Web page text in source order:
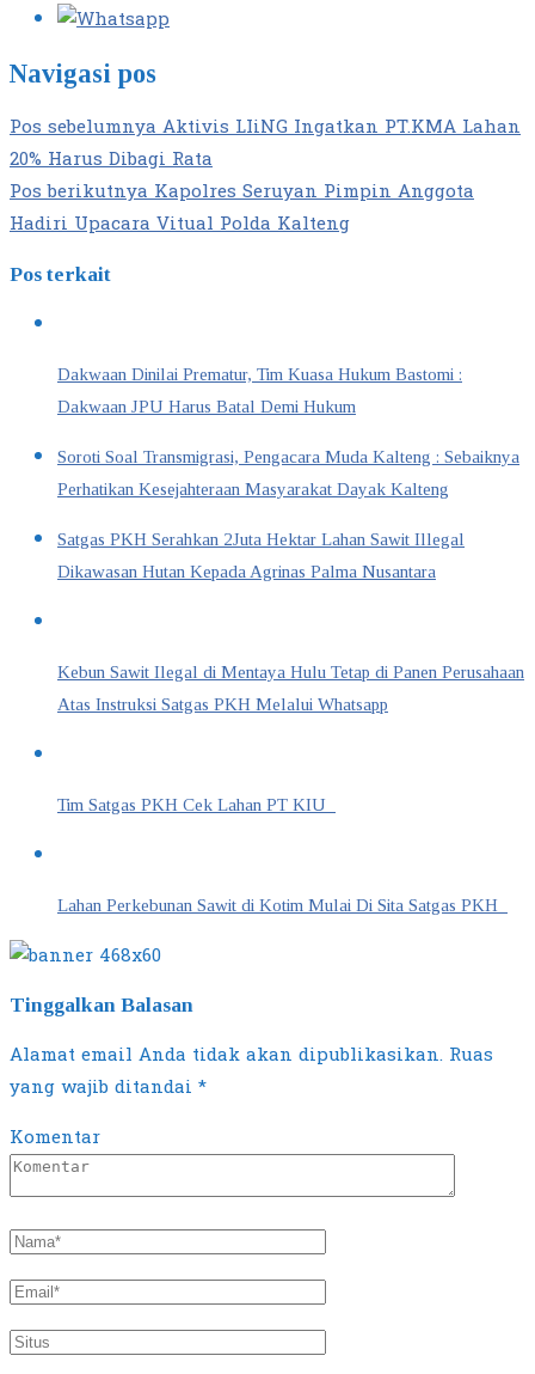
Navigasi pos
Pos sebelumnyaAktivis LIiNG Ingatkan PT.KMA Lahan
20% Harus Dibagi Rata
Pos berikutnyaKapolres Seruyan Pimpin Anggota
Hadiri Upacara Vitual Polda Kalteng
Pos terkait
Dakwaan Dinilai Prematur, Tim Kuasa Hukum Bastomi :
Dakwaan JPU Harus Batal Demi Hukum
Soroti Soal Transmigrasi, Pengacara Muda Kalteng : Sebaiknya
Perhatikan Kesejahteraan Masyarakat Dayak Kalteng
Satgas PKH Serahkan 2Juta Hektar Lahan Sawit Illegal
Dikawasan Hutan Kepada Agrinas Palma Nusantara
Kebun Sawit Ilegal di Mentaya Hulu Tetap di Panen Perusahaan
Atas Instruksi Satgas PKH Melalui Whatsapp
Tim Satgas PKH Cek Lahan PT KIU
Lahan Perkebunan Sawit di Kotim Mulai Di Sita Satgas PKH
Tinggalkan Balasan
Alamat email Anda tidak akan dipublikasikan. Ruas
yang wajib ditandai *
Komentar